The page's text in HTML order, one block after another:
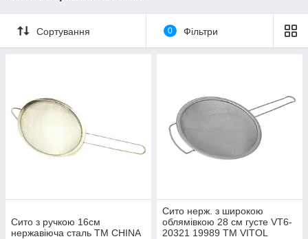
Сортування 0 Фільтри
Сито з ручкою 16см
нержавіюча сталь ТМ CHINA
Сито нерж. з широкою
облямівкою 28 см густе VT6-
20321 19989 ТМ VITOL